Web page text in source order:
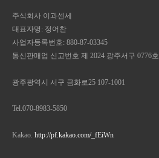
주식회사 이과센세
대표자명: 정어찬
사업자등록번호: 880-87-03345
통신판매업 신고번호 제 2024 광주서구 0776호
광주광역시 서구 금화로25 107-1001
Tel.070-8983-5850
Kakao. http://pf.kakao.com/_fEiWn